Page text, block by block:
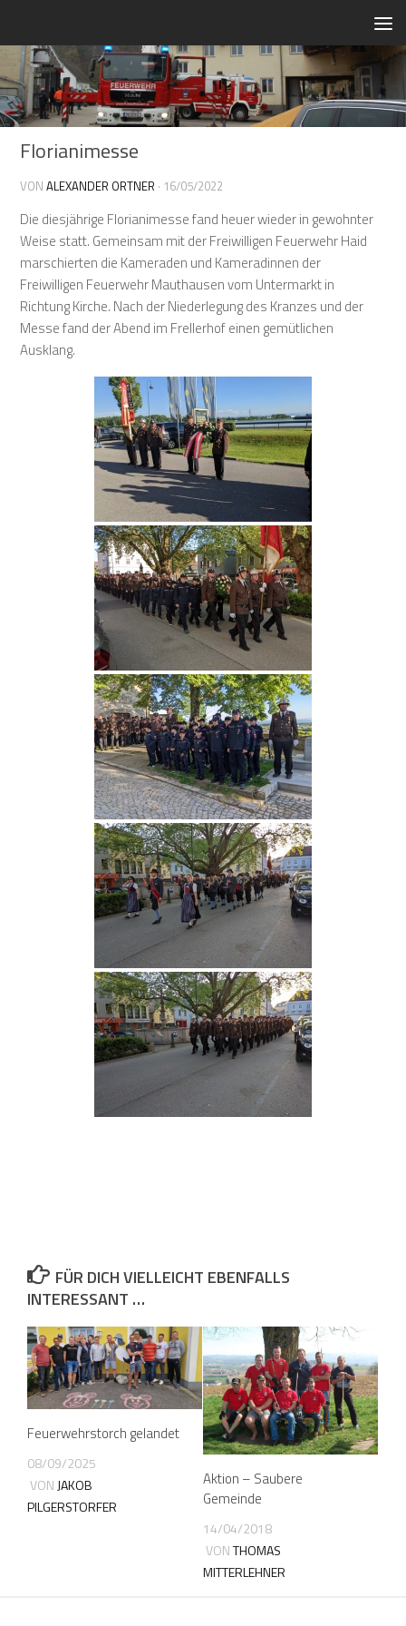
Florianimesse
VONALEXANDER ORTNER · 16/05/2022
Die diesjährige Florianimesse fand heuer wieder in gewohnter
Weise statt. Gemeinsam mit der Freiwilligen Feuerwehr Haid
marschierten die Kameraden und Kameradinnen der
Freiwilligen Feuerwehr Mauthausen vom Untermarkt in
Richtung Kirche. Nach der Niederlegung des Kranzes und der
Messe fand der Abend im Frellerhof einen gemütlichen
Ausklang.
FÜR DICH VIELLEICHT EBENFALLS
INTERESSANT …
Feuerwehrstorch gelandet
08/09/2025
VONJAKOB
PILGERSTORFER
Aktion – Saubere
Gemeinde
14/04/2018
VONTHOMAS
MITTERLEHNER